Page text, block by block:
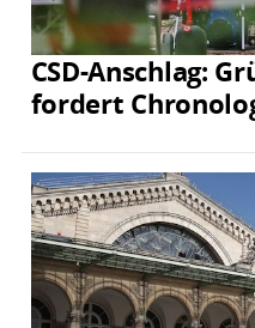
CSD-Anschlag:
fordert